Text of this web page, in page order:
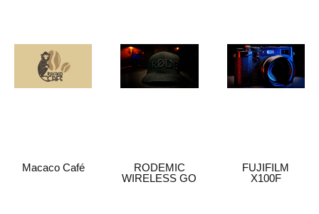
Macaco Café
RODEMIC
WIRELESS GO
FUJIFILM
X100F